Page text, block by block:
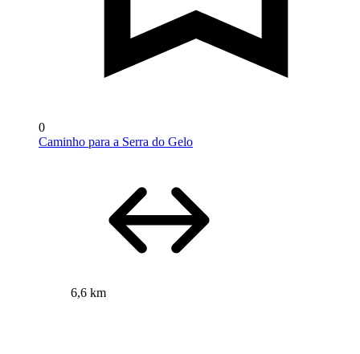
0
Caminho para a Serra do Gelo
6,6 km